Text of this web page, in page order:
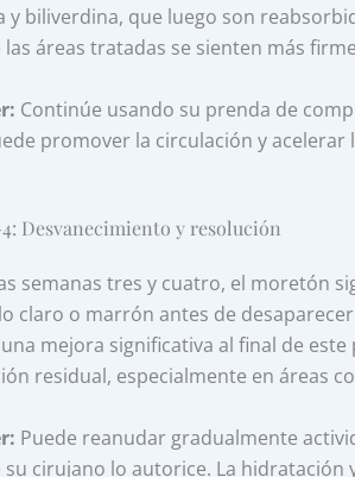
y biliverdina, que luego son
áreas tratadas se sienten más
Continúe usando su prenda de
promover la circulación y
Desvanecimiento y resolución
semanas tres y cuatro, el moretón
claro o marrón antes de
mejora significativa al final de
residual, especialmente en áreas
Puede reanudar gradualmente
su cirujano lo autorice. La hidratación